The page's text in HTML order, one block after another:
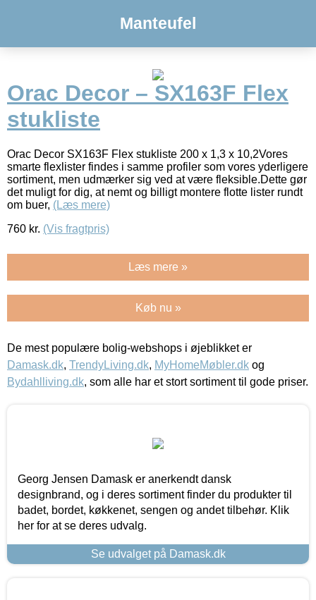
Manteufel
Orac Decor – SX163F Flex
stukliste
Orac Decor SX163F Flex stukliste 200 x 1,3 x 10,2Vores
smarte flexlister findes i samme profiler som vores yderligere
sortiment, men udmærker sig ved at være fleksible.Dette gør
det muligt for dig, at nemt og billigt montere flotte lister rundt
om buer, (Læs mere)
760 kr. (Vis fragtpris)
Læs mere »
Køb nu »
De mest populære bolig-webshops i øjeblikket er
Damask.dk, TrendyLiving.dk, MyHomeMøbler.dk og
Bydahlliving.dk, som alle har et stort sortiment til gode priser.
Georg Jensen Damask er anerkendt dansk
designbrand, og i deres sortiment finder du produkter til
badet, bordet, køkkenet, sengen og andet tilbehør. Klik
her for at se deres udvalg.
Se udvalget på Damask.dk